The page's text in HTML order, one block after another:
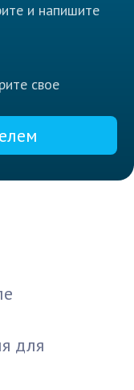
и напишите
свое
для